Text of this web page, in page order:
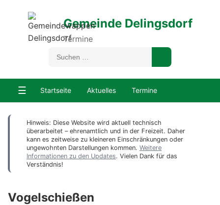
Gemeinde Delingsdorf
Termine
☰ Startseite Aktuelles Termine
Hinweis: Diese Website wird aktuell technisch
überarbeitet – ehrenamtlich und in der Freizeit. Daher
kann es zeitweise zu kleineren Einschränkungen oder
ungewohnten Darstellungen kommen. Weitere
Informationen zu den Updates. Vielen Dank für das
Verständnis!
Vogelschießen